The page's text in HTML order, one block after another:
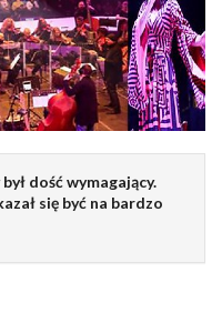
dość wymagający.
się być na bardzo